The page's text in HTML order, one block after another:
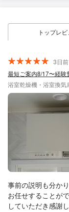
トップレ
3日
最短ご案内8/17〜経
浴室乾燥機・浴室換
事前の説明も分か
お任せすることが
していただき感謝しています。 施工後も